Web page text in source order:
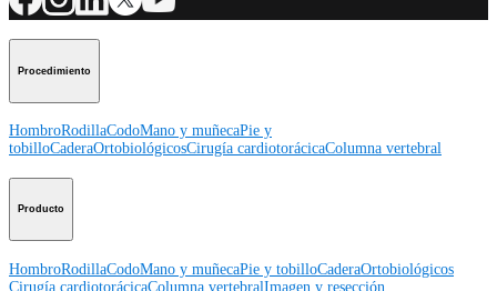
Procedimiento
HombroRodillaCodoMano y muñecaPie y
tobilloCaderaOrtobiológicosCirugía cardiotorácicaColumna vertebral
Producto
HombroRodillaCodoMano y muñecaPie y tobilloCaderaOrtobiológicos
Cirugía cardiotorácicaColumna vertebralImagen y resección